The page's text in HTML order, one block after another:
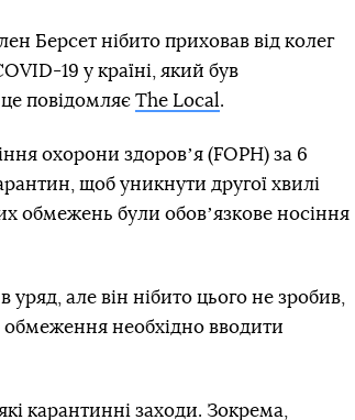
Берсет нібито приховав від колег
19 у країні, який був
повідомляє The Local .
охорони здоровʼя (FOPH) за 6
щоб уникнути другої хвилі
обмежень були обовʼязкове носіння
уряд, але він нібито цього не зробив,
необхідно вводити
карантинні заходи. Зокрема,